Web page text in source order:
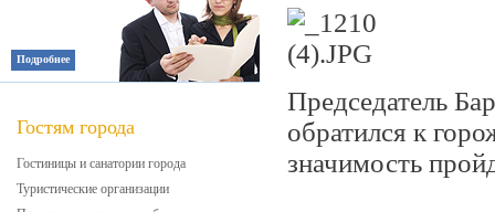
Подробнее
Гостям города
Гостиницы и санатории города
Туристические организации
Председатель
обратился к
значимость